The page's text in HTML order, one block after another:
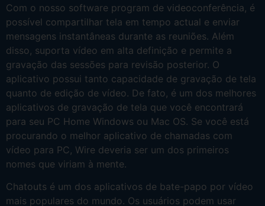
Com o nosso software program de videoconferência, é
possível compartilhar tela em tempo actual e enviar
mensagens instantâneas durante as reuniões. Além
disso, suporta vídeo em alta definição e permite a
gravação das sessões para revisão posterior. O
aplicativo possui tanto capacidade de gravação de tela
quanto de edição de vídeo. De fato, é um dos melhores
aplicativos de gravação de tela que você encontrará
para seu PC Home Windows ou Mac OS. Se você está
procurando o melhor aplicativo de chamadas com
vídeo para PC, Wire deveria ser um dos primeiros
nomes que viriam à mente.
Chatouts é um dos aplicativos de bate-papo por vídeo
mais populares do mundo. Os usuários podem usar